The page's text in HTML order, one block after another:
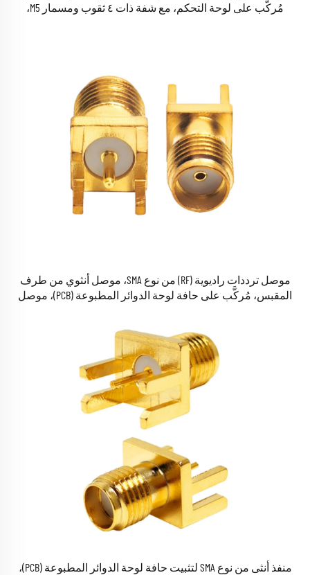
مُركَّب على لوحة التحكم، مع شفة ذات ٤ ثقوب ومسمار M5،
موصل ترددات راديوية (RF) من نوع SMA، موصل أنثوي من طرف
المقبس، مُركَّب على حافة لوحة الدوائر المطبوعة (PCB)، موصل
منفذ أنثى من نوع SMA لتثبيت حافة لوحة الدوائر المطبوعة (PCB)،